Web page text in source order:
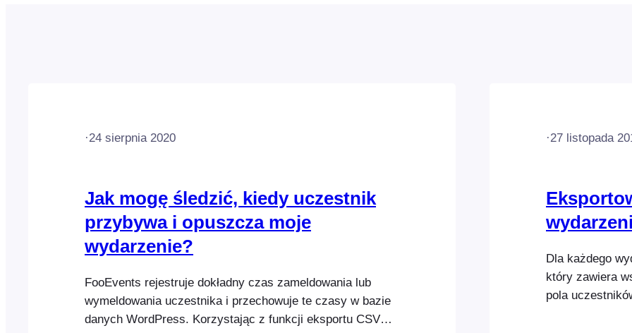
·24 sierpnia 2020
Jak mogę śledzić, kiedy uczestnik
przybywa i opuszcza moje
wydarzenie?
FooEvents rejestruje dokładny czas zameldowania lub
wymeldowania uczestnika i przechowuje te czasy w bazie
danych WordPress. Korzystając z funkcji eksportu CSV
·27 listopada
Dla każdego
który zawiera
pola